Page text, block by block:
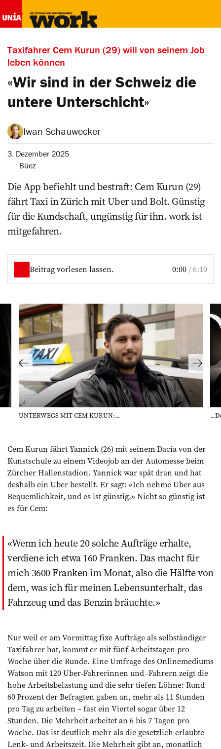
Taxifahrer Cem Kurun (29) will von seinem Job
leben können
«Wir sind in der Schweiz die
untere Unterschicht»
Iwan Schauwecker
3. Dezember 2025
Büez
Die App befiehlt und bestraft: Cem Kurun (29)
fährt Taxi in Zürich mit Uber und Bolt. Günstig
für die Kundschaft, ungünstig für ihn. work ist
mitgefahren.
Beitrag vorlesen lassen. 0:00 /6:10
UNTERWEGS MIT CEM KURUN:...
Cem Kurun fährt Yannick (26) mit seinem Dacia von der
Kunstschule zu einem Videojob an der Automesse beim
Zürcher Hallenstadion. Yannick war spät dran und hat
deshalb ein Uber bestellt. Er sagt: «Ich nehme Uber aus
Bequemlichkeit, und es ist günstig.» Nicht so günstig ist
es für Cem:
Wenn ich heute 20 solche Aufträge erhalte,
verdiene ich etwa 160 Franken. Das macht für
mich 3600 Franken im Monat, also die Hälfte von
dem, was ich für meinen Lebensunterhalt, das
Fahrzeug und das Benzin bräuchte.
Nur weil er am Vormittag fixe Aufträge als selbständiger
Taxifahrer hat, kommt er mit fünf Arbeitstagen pro
Woche über die Runde. Eine Umfrage des Onlinemediums
Watson mit 120 Uber-Fahrerinnen und -Fahrern zeigt die
hohe Arbeitsbelastung und die sehr tiefen Löhne: Rund
60 Prozent der Befragten gaben an, mehr als 11 Stunden
pro Tag zu arbeiten – fast ein Viertel sogar über 12
Stunden. Die Mehrheit arbeitet an 6 bis 7 Tagen pro
Woche. Das ist deutlich mehr als die gesetzlich erlaubte
Lenk- und Arbeitszeit. Die Mehrheit gibt an, monatlich